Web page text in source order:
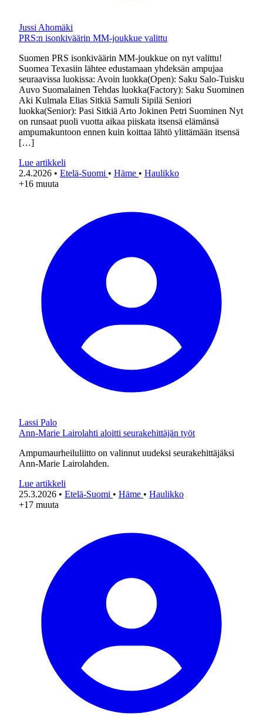
Jussi Ahomäki
PRS:n isonkiväärin MM-joukkue valittu
Suomen PRS isonkiväärin MM-joukkue on nyt valittu!
Suomea Texasiin lähtee edustamaan yhdeksän ampujaa
seuraavissa luokissa: Avoin luokka(Open): Saku Salo-Tuisku
Auvo Suomalainen Tehdas luokka(Factory): Saku Suominen
Aki Kulmala Elias Sitkiä Samuli Sipilä Seniori
luokka(Senior): Pasi Sitkiä Arto Jokinen Petri Suominen Nyt
on runsaat puoli vuotta aikaa piiskata itsensä elämänsä
ampumakuntoon ennen kuin koittaa lähtö ylittämään itsensä
[…]
Lue artikkeli
2.4.2026 • Etelä-Suomi • Häme • Haulikko
+16 muuta
Lassi Palo
Ann-Marie Lairolahti aloitti seurakehittäjän työt
Ampumaurheiluliitto on valinnut uudeksi seurakehittäjäksi
Ann-Marie Lairolahden.
Lue artikkeli
25.3.2026 • Etelä-Suomi • Häme • Haulikko
+17 muuta